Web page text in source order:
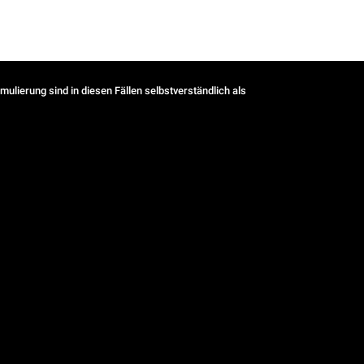
sind in diesen Fällen selbstverständlich als